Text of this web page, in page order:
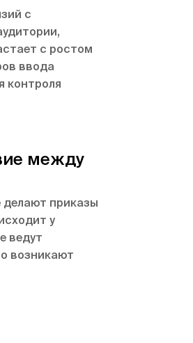
с
с ростом
ввода
контроля
между
делают приказы
у
ведут
возникают